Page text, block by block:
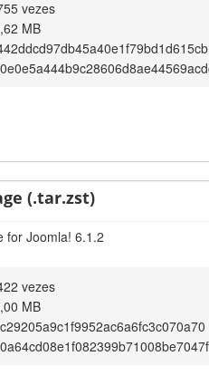
vezes
MB
(.tar.zst)
for Joomla! 6.1.2
vezes
MB